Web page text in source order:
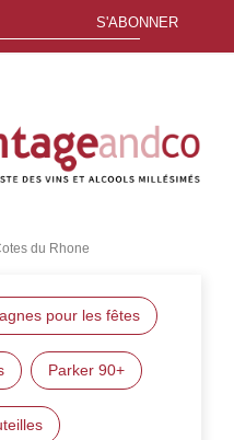
S'ABONNER
du Rhone
pour les fêtes
Parker 90+